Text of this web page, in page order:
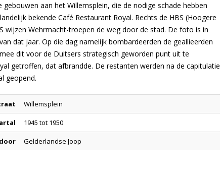
aan het Willemsplein, die de nodige schade hebben
bekende Café Restaurant Royal. Rechts de HBS (Hoogere
wijzen Wehrmacht-troepen de weg door de stad. De foto is in
dat jaar. Op die dag namelijk bombardeerden de geallieerden
dit voor de Duitsers strategisch geworden punt uit te
getroffen, dat afbrandde. De restanten werden na de capitulatie
geopend.
Willemsplein
1945 tot 1950
Gelderlandse Joop